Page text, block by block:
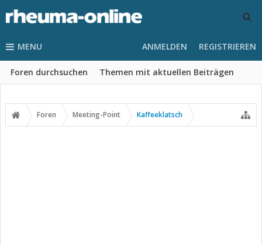
MENU
Foren durchsuchen Themen mit aktuellen Beiträgen
ANMELDEN REGISTRIEREN
Foren Meeting-Point Kaffeeklatsch